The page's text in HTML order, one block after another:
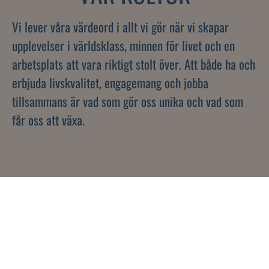
Vi lever våra värdeord i allt vi gör när vi skapar
upplevelser i världsklass, minnen för livet och en
arbetsplats att vara riktigt stolt över. Att både ha och
erbjuda livskvalitet, engagemang och jobba
tillsammans är vad som gör oss unika och vad som
får oss att växa.